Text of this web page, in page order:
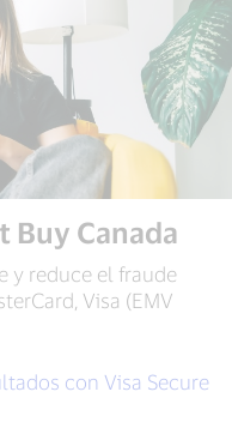
Buy Canada
y reduce el fraude
Visa (EMV
con Visa Secure